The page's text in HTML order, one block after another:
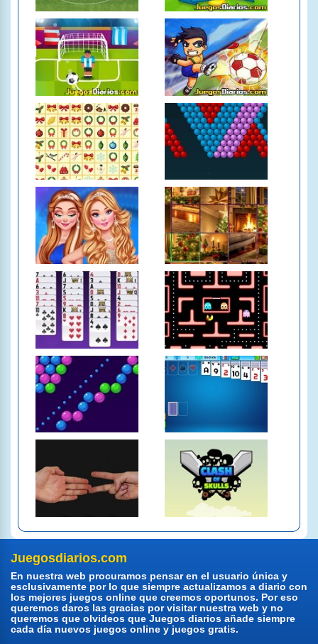
Juegosdiarios.com
En nuestra web procuramos pensar en el usuario única y
esclusivamente por lo que siempre actualizamos a diario con
los mejores juegos online que creemos oportunos. Por eso
queremos daros las gracias por visitar nuestra web y no
queremos que olvideos que Juegos diarios añade siempre
cada día nuevos juegos online y juegos gratis.